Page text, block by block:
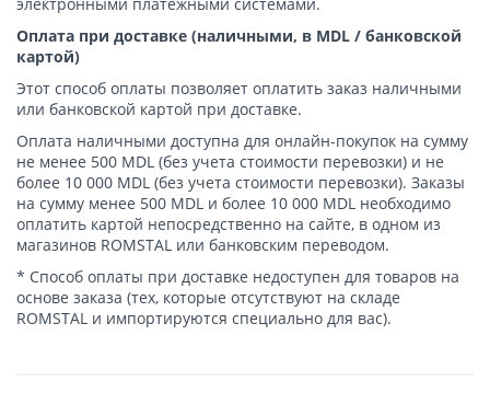
Оплата при доставке (наличными, в MDL / банковской
картой)
Этот способ оплаты позволяет оплатить заказ наличными
или банковской картой при доставке.
Оплата наличными доступна для онлайн-покупок на сумму
не менее 500 MDL (без учета стоимости перевозки) и не
более 10 000 MDL (без учета стоимости перевозки). Заказы
на сумму менее 500 MDL и более 10 000 MDL необходимо
оплатить картой непосредственно на сайте, в одном из
магазинов ROMSTAL или банковским переводом.
* Способ оплаты при доставке недоступен для товаров на
основе заказа (тех, которые отсутствуют на складе
ROMSTAL и импортируются специально для вас).